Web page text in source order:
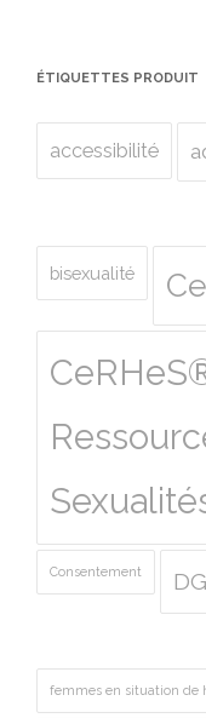
ÉTIQUETTES PRODUIT
accessibilité
bisexualité
Consentement
femmes en situation de